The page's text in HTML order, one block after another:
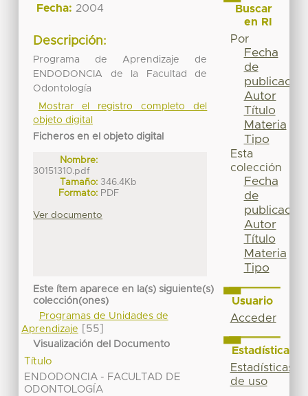
Fecha: 2004
Descripción:
Programa de Aprendizaje de
ENDODONCIA de la Facultad de
Odontología
Mostrar el registro completo del
objeto digital
Ficheros en el objeto digital
Nombre:
30151310.pdf
Tamaño: 346.4Kb
Formato: PDF
Ver documento
Este ítem aparece en la(s) siguiente(s)
colección(ones)
Programas de Unidades de
Aprendizaje
[55]
Visualización del Documento
Título
ENDODONCIA - FACULTAD DE
ODONTOLOGÍA
Buscar
en RI
Por
Fecha
de
publicación
Autor
Título
Materia
Tipo
Esta
colección
Fecha
de
publicación
Autor
Título
Materia
Tipo
Usuario
Acceder
Estadísticas
Estadísticas
de uso